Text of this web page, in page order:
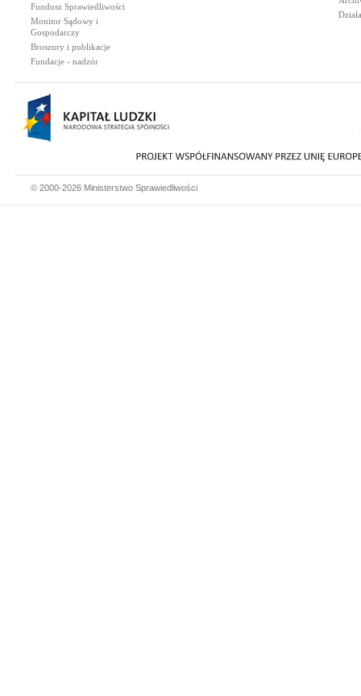
Fundusz Sprawiedliwości
Monitor Sądowy i
Gospodarczy
Broszury i publikacje
Fundacje - nadzór
© 2000-2026 Ministerstwo Sprawiedliwości